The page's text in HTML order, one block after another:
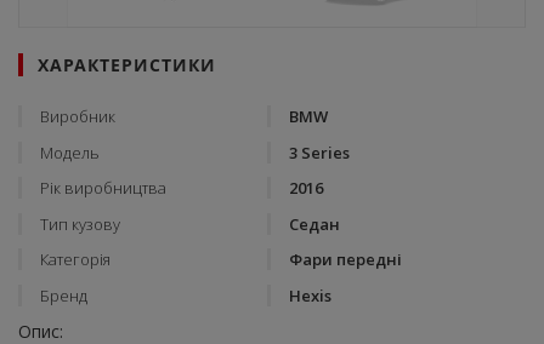
ХАРАКТЕРИСТИКИ
Виробник
BMW
Модель
3 Series
Рік виробництва
2016
Тип кузову
Седан
Категорія
Фари передні
Бренд
Hexis
Опис: